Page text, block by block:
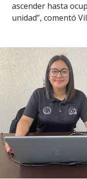
ascender hasta
unidad”, comentó